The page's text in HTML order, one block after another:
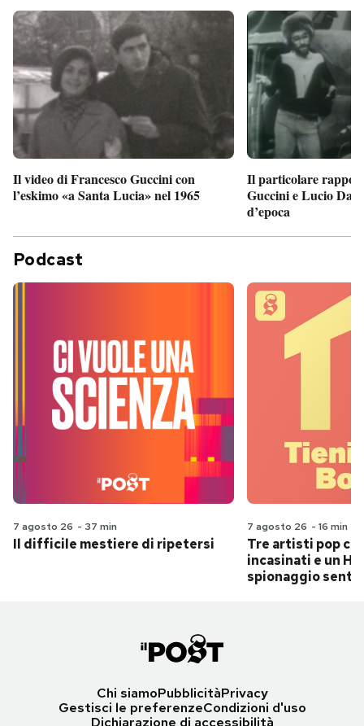
Il video di Francesco Guccini con
l’eskimo «a Santa Lucia» nel 1965
Il particolare
Guccini e Lucio
d’epoca
Podcast
7 agosto 26 - 37 min
Il difficile mestiere di ripetersi
7 agosto 26 - 16 min
Tre artisti pop
incasinati e un
spionaggio
Chi siamoPubblicitàPrivacy
Gestisci le preferenzeCondizioni d'uso
Dichiarazione di accessibilità